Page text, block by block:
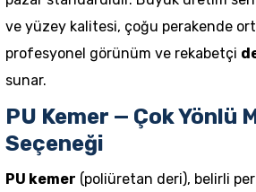
ve yüzey kalitesi, çoğu perakende
profesyonel görünüm ve rekabetçi
sunar.
PU Kemer — Çok Yönlü
Seçeneği
PU kemer (poliüretan deri), belirli